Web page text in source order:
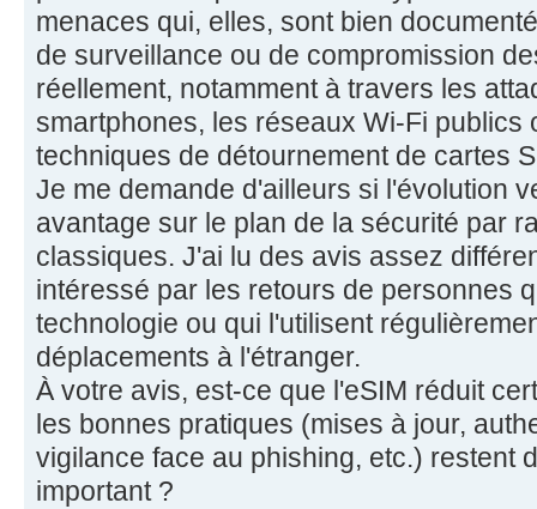
menaces qui, elles, sont bien
de surveillance ou de compromission
réellement, notamment à travers les
smartphones, les réseaux Wi-Fi publics
techniques de détournement de cartes
Je me demande d'ailleurs si l'évolution
avantage sur le plan de la sécurité par
classiques. J'ai lu des avis assez
intéressé par les retours de personnes
technologie ou qui l'utilisent
déplacements à l'étranger.
À votre avis, est-ce que l'eSIM réduit
les bonnes pratiques (mises à jour,
vigilance face au phishing, etc.) restent
important ?